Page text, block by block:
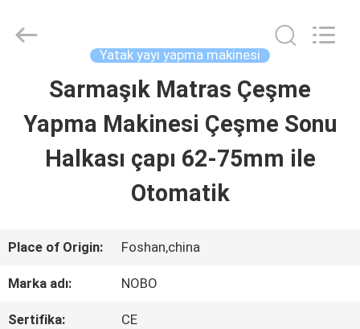
SAYFA
HAKKIMIZDA
Yatak yayı yapma makinesi
Sarmaşık Matras Çeşme
Yapma Makinesi Çeşme Sonu
Halkası çapı 62-75mm ile
Otomatik
Place of Origin: Foshan,china
Marka adı: NOBO
Sertifika: CE